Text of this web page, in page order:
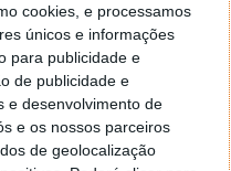
cookies, e processamos
únicos e informações
para publicidade e
de publicidade e
e desenvolvimento de
e os nossos parceiros
de geolocalização